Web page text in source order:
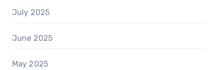
July 2025
June 2025
May 2025